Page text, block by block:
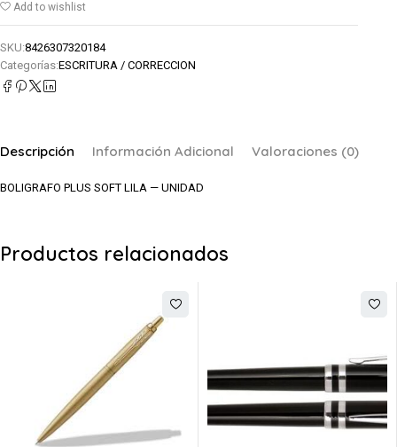
Add to wishlist
SKU:8426307320184
Categorías:ESCRITURA / CORRECCION
Descripción Información Adicional Valoraciones (0)
BOLIGRAFO PLUS SOFT LILA — UNIDAD
Productos relacionados